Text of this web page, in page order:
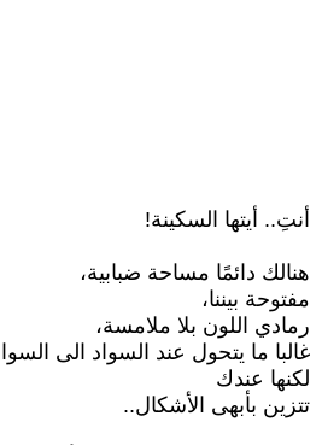
أنتِ.. أيتها السكينة!
هنالك دائمًا مساحة ضبابية،
مفتوحة بيننا،
رمادي اللون بلا ملامسة،
غالبا ما يتحول عند السواد الى
لكنها عندك
تتزين بأبهى الأشكال..